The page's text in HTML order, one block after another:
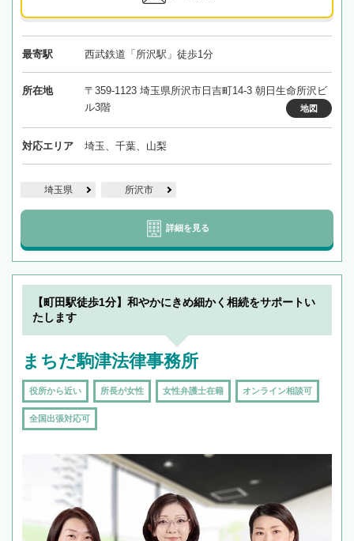
最寄駅 西武鉄道「所沢駅」徒歩1分
所在地
〒359-1123 埼玉県所沢市日吉町14-3 朝日生命所沢ビ
ル3階
地図
対応エリア 埼玉、千葉、山梨
埼玉県 所沢市
詳細を見る
【町田駅徒歩1分】和やかにきめ細かく相続をサポートい
たします
まちだ駒津法律事務所
役所から近い 所長が女性 女性弁護士在籍 オンライン相談可
全国出張対応可